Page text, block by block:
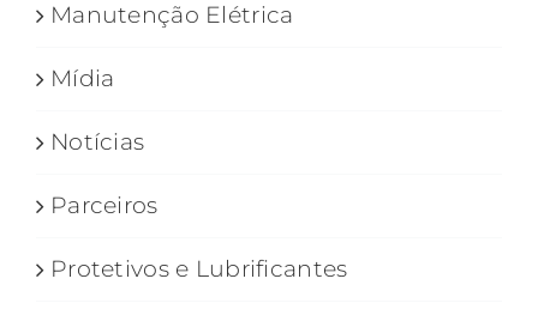
Manutenção Elétrica
Mídia
Notícias
Parceiros
Protetivos e Lubrificantes